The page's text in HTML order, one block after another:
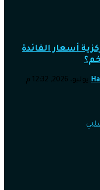
أسعار الفائدة